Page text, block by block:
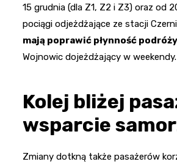
15 grudnia (dla Z1, Z2 i Z3) oraz od
pociągi odjeżdżające ze stacji
mają poprawić płynność
Wojnowic dojeżdżający w weekendy.
Kolej bliżej
wsparcie
Zmiany dotkną także pasażerów